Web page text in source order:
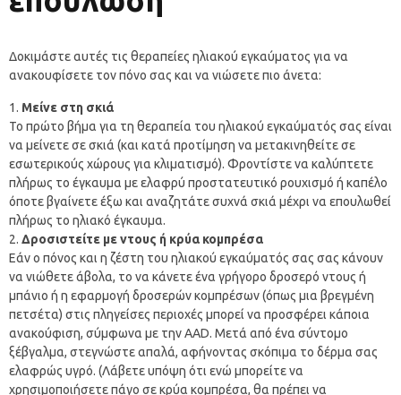
Δοκιμάστε αυτές τις θεραπείες ηλιακού εγκαύματος για να
ανακουφίσετε τον πόνο σας και να νιώσετε πιο άνετα:
Μείνε στη σκιά
Το πρώτο βήμα για τη θεραπεία του ηλιακού εγκαύματός σας είναι
να μείνετε σε σκιά (και κατά προτίμηση να μετακινηθείτε σε
εσωτερικούς χώρους για κλιματισμό). Φροντίστε να καλύπτετε
πλήρως το έγκαυμα με ελαφρύ προστατευτικό ρουχισμό ή καπέλο
όποτε βγαίνετε έξω και αναζητάτε συχνά σκιά μέχρι να επουλωθεί
πλήρως το ηλιακό έγκαυμα.
Δροσιστείτε με ντους ή κρύα κομπρέσα
Εάν ο πόνος και η ζέστη του ηλιακού εγκαύματός σας σας κάνουν
να νιώθετε άβολα, το να κάνετε ένα γρήγορο δροσερό ντους ή
μπάνιο ή η εφαρμογή δροσερών κομπρέσων (όπως μια βρεγμένη
πετσέτα) στις πληγείσες περιοχές μπορεί να προσφέρει κάποια
ανακούφιση, σύμφωνα με την AAD. Μετά από ένα σύντομο
ξέβγαλμα, στεγνώστε απαλά, αφήνοντας σκόπιμα το δέρμα σας
ελαφρώς υγρό. (Λάβετε υπόψη ότι ενώ μπορείτε να
χρησιμοποιήσετε πάγο σε κρύα κομπρέσα, θα πρέπει να